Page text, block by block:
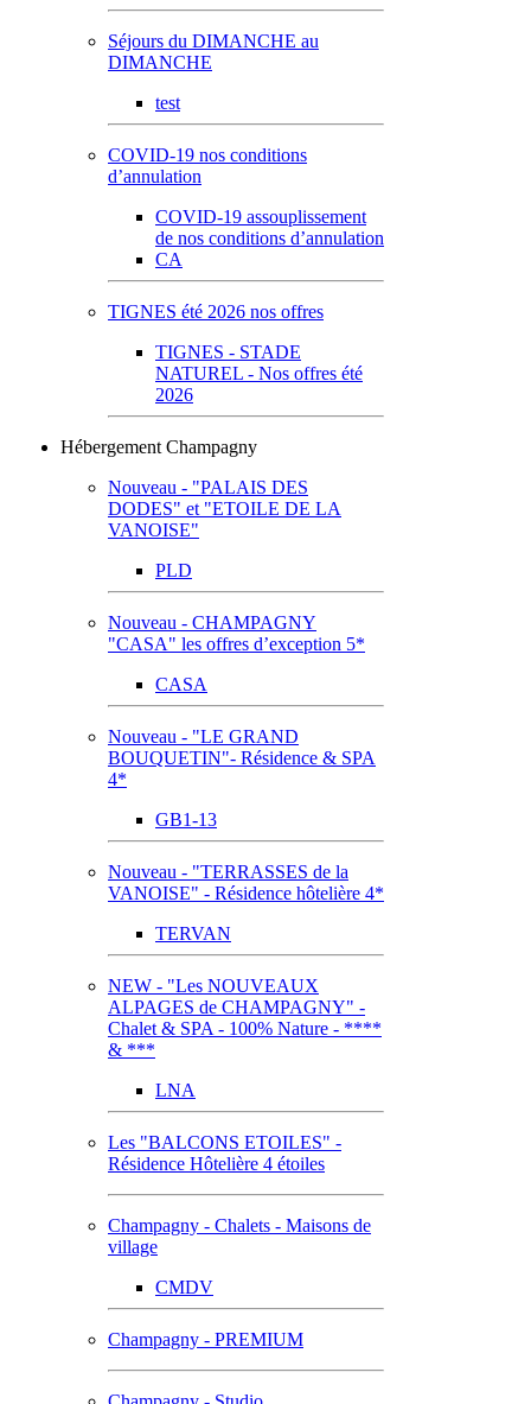
Séjours du DIMANCHE au
DIMANCHE
test
COVID-19 nos conditions
d’annulation
COVID-19 assouplissement
de nos conditions d’annulation
CA
TIGNES été 2026 nos offres
TIGNES - STADE
NATUREL - Nos offres été
2026
Hébergement Champagny
Nouveau - "PALAIS DES
DODES" et "ETOILE DE LA
VANOISE"
PLD
Nouveau - CHAMPAGNY
"CASA" les offres d’exception 5*
CASA
Nouveau - "LE GRAND
BOUQUETIN"- Résidence & SPA
4*
GB1-13
Nouveau - "TERRASSES de la
VANOISE" - Résidence hôtelière 4*
TERVAN
NEW - "Les NOUVEAUX
ALPAGES de CHAMPAGNY" -
Chalet & SPA - 100% Nature - ****
& ***
LNA
Les "BALCONS ETOILES" -
Résidence Hôtelière 4 étoiles
Champagny - Chalets - Maisons de
village
CMDV
Champagny - PREMIUM